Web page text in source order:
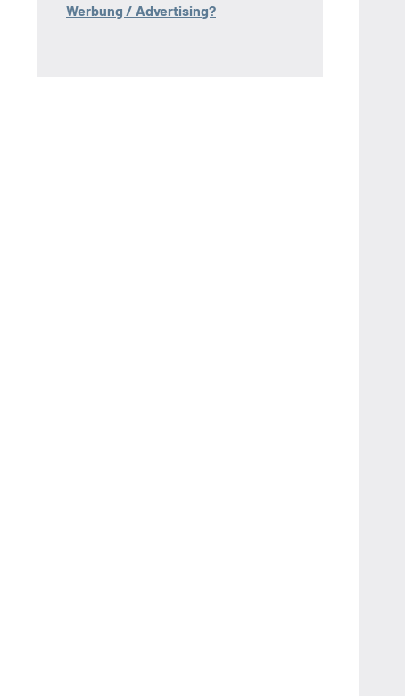
Werbung / Advertising?